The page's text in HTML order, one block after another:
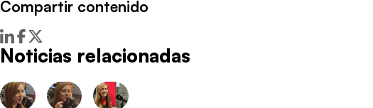
Compartir contenido
Noticias relacionadas